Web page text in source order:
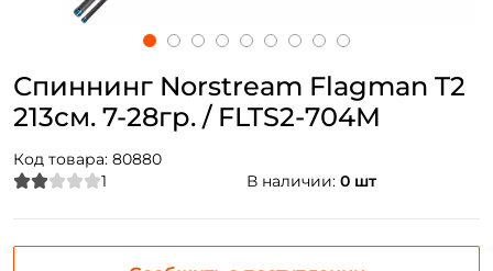
Спиннинг Norstream Flagman T2
213см. 7-28гр. / FLTS2-704M
Код товара: 80880
1
В наличии: 0 шт